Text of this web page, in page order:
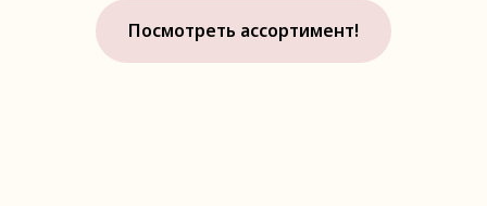
Посмотреть ассортимент!